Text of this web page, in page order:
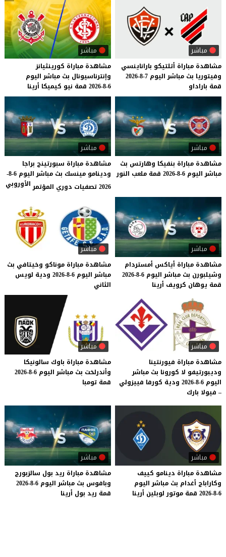
مباشر
مشاهدة مباراة أتلتيكو باراناينسي
وفيتوريا بث مباشر اليوم 7-8-2026
قمة باراداو
مباشر
مشاهدة مباراة كورينثيانز
وإنترناسيونال بث مباشر اليوم
6-8-2026
قمة نيو كيميكا أرينا
مباشر
مشاهدة مباراة بنفيكا وهارتس بث
مباشر اليوم 6-8-2026 قمة ملعب النور
مباشر
مشاهدة مباراة سبورتينج براجا
ودينامو مينسك بث مباشر اليوم 6-8-
2026 تصفيات دوري المؤتمر
الأوروبي
مباشر
مشاهدة مباراة أياكس أمستردام
وشيلبورن بث مباشر اليوم 6-8-2026
قمة يوهان كرويف أرينا
مباشر
مشاهدة مباراة موناكو وخيتافي بث
مباشر اليوم 6-8-2026 ودية لويس
الثاني
مباشر
مشاهدة مباراة فيورنتينا
وديبورتيفو لا كورونا بث مباشر
اليوم 6-8-2026 ودية كورفا فييزولي
– فيولا بارك
مباشر
مشاهدة مباراة باوك سالونيكا
وأندرلخت بث مباشر اليوم 6-8-2026
قمة تومبا
مباشر
مشاهدة مباراة دينامو كييف
وكاراباج أغدام بث مباشر اليوم
6-8-2026
قمة موتور لوبلين أرينا
مباشر
مشاهدة مباراة ريد بول سالزبورج
وبافوس بث مباشر اليوم 6-8-2026
قمة ريد بول أرينا